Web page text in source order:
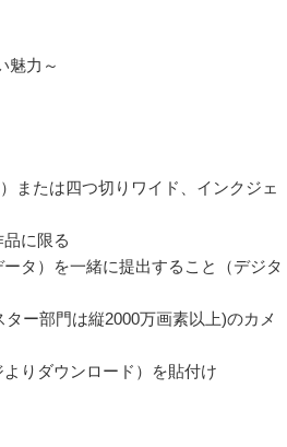
魅力～
または四つ切りワイド、インクジェ
に限る
タ）を一緒に提出すること（デジタ
ー部門は縦2000万画素以上)のカメ
りダウンロード）を貼付け